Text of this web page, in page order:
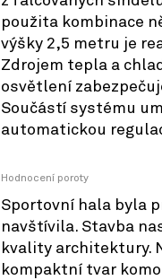
použita kombinace
výšky 2,5 metru je
Zdrojem tepla a
osvětlení
Součástí systému
automatickou
Hodnocení poroty
Sportovní hala byla
navštívila. Stavba
kvality architektury.
kompaktní tvar